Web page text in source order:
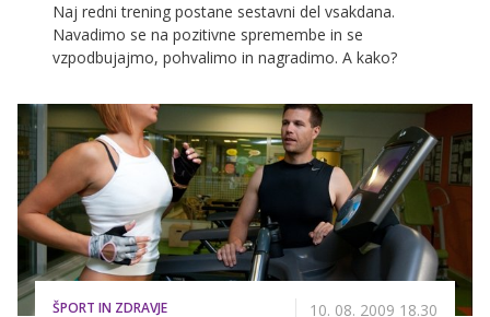
Naj redni trening postane sestavni del vsakdana.
Navadimo se na pozitivne spremembe in se
vzpodbujajmo, pohvalimo in nagradimo. A kako?
ŠPORT IN ZDRAVJE 10. 08. 2009 18.30